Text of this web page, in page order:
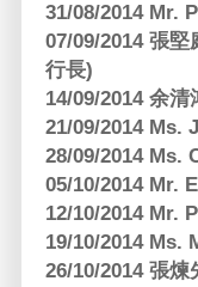
31/08/2014 Mr.
07/09/2014 張
行長)
14/09/2014 余
21/09/2014 Ms.
28/09/2014 Ms.
05/10/2014 Mr.
12/10/2014 Mr.
19/10/2014 Ms.
26/10/2014 張